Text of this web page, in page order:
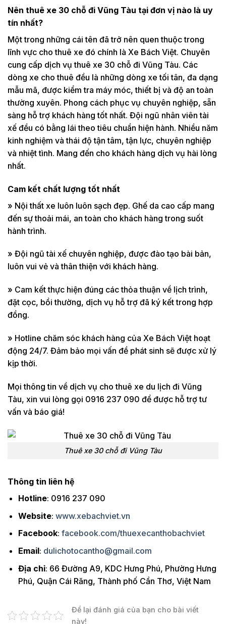
Nên thuê xe 30 chỗ đi Vũng Tàu tại đơn vị nào là uy
tín nhất?
Một trong những cái tên đã trở nên quen thuộc trong
lĩnh vực cho thuê xe đó chính là Xe Bách Việt. Chuyên
cung cấp dịch vụ thuê xe 30 chỗ đi Vũng Tàu. Các
dòng xe cho thuê đều là những dòng xe tối tân, đa dạng
mẫu mã, được kiểm tra máy móc, thiết bị và độ an toàn
thường xuyên. Phong cách phục vụ chuyên nghiệp, sẵn
sàng hỗ trợ khách hàng tốt nhất. Đội ngũ nhân viên tài
xế đều có bằng lái theo tiêu chuẩn hiện hành. Nhiều năm
kinh nghiệm và thái độ tận tâm, tận lực, chuyên nghiệp
và nhiệt tình. Mang đến cho khách hàng dịch vụ hài lòng
nhất.
Cam kết chất lượng tốt nhất
» Nội thất xe luôn luôn sạch đẹp. Ghế da cao cấp mang
đến sự thoải mái, an toàn cho khách hàng trong suốt
hành trình.
» Đội ngũ tài xế chuyên nghiệp, được đào tạo bài bản,
luôn vui vẻ và thân thiện với khách hàng.
» Cam kết thực hiện đúng các thỏa thuận về lịch trình,
đặt cọc, bồi thường, dịch vụ hỗ trợ đã ký kết trong hợp
đồng.
» Hotline chăm sóc khách hàng của Xe Bách Việt hoạt
động 24/7. Đảm bảo mọi vấn đề phát sinh sẽ được xử lý
kịp thời.​
Mọi thông tin về dịch vụ cho thuê xe du lịch đi Vũng
Tàu, xin vui lòng gọi 0916 237 090 để được hỗ trợ tư
vấn và báo giá!
Thuê xe 30 chỗ đi Vũng Tàu
Thông tin liên hệ
Hotline: 0916 237 090
Website: www.xebachviet.vn
Facebook: facebook.com/thuexecanthobachviet
Email: dulichotocantho@gmail.com
Địa chỉ: 66 Đường A9, KDC Hưng Phú, Phường Hưng
Phú, Quận Cái Răng, Thành phố Cần Thơ, Việt Nam
Để lại đánh giá của bạn cho bài viết
này!